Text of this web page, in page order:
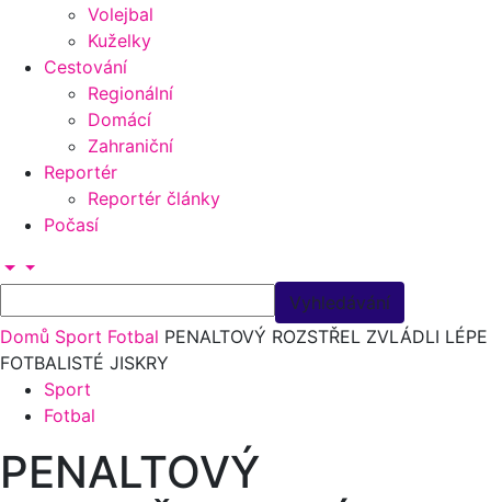
Volejbal
Kuželky
Cestování
Regionální
Domácí
Zahraniční
Reportér
Reportér články
Počasí
Domů Sport Fotbal PENALTOVÝ ROZSTŘEL ZVLÁDLI LÉPE
FOTBALISTÉ JISKRY
Sport
Fotbal
PENALTOVÝ